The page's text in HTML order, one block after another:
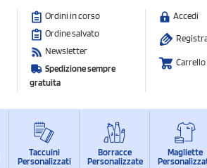
Ordini in corso
Ordine salvato
Newsletter
Spedizione sempre
gratuita
Accedi
Carrello
Taccuini
Personalizzati
Borracce
Personalizzate
Magliette